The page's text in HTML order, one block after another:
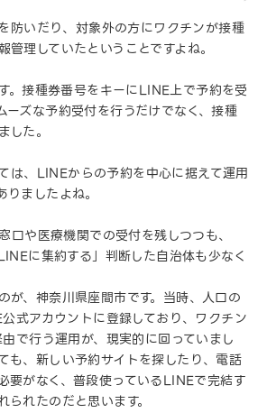
防いだり、対象外の方にワクチンが接種
理していたということですよね。
。接種券番号をキーにLINE上で予約を受
ーズな予約受付を行うだけでなく、接種
た。
は、LINEからの予約を中心に据えて運用
ましたよね。
口や医療機関での受付を残しつつも、
に集約する」判断した自治体も少なく
が、神奈川県座間市です。当時、人口の
式アカウントに登録しており、ワクチン
で行う運用が、現実的に回っていまし
も、新しい予約サイトを探したり、電話
要がなく、普段使っているLINEで完結す
れたのだと思います。